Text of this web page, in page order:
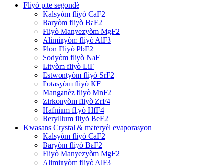
Fliyò pite segondè
Kalsyòm fliyò CaF2
Baryòm fliyò BaF2
Fliyò Manyezyòm MgF2
Aliminyòm fliyò AlF3
Plon Fliyò PbF2
Sodyòm fliyò NaF
Lityòm fliyò LiF
Estwontyòm fliyò SrF2
Potasyòm fliyò KF
Manganèz fliyò MnF2
Zirkonyòm fliyò ZrF4
Hafnium fliyò HfF4
Beryllium fliyò BeF2
Kwasans Crystal & materyèl evaporasyon
Kalsyòm fliyò CaF2
Baryòm fliyò BaF2
Fliyò Manyezyòm MgF2
Aliminyòm fliyò AlF3